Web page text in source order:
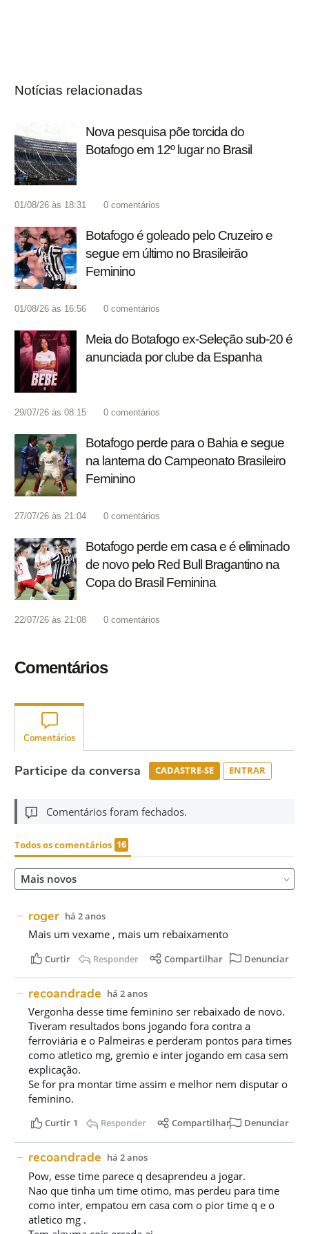
Notícias relacionadas
Nova pesquisa põe torcida do
Botafogo em 12º lugar no Brasil
01/08/26 às 18:31 0 comentários
Botafogo é goleado pelo Cruzeiro e
segue em último no Brasileirão
Feminino
01/08/26 às 16:56 0 comentários
Meia do Botafogo ex-Seleção sub-20 é
anunciada por clube da Espanha
29/07/26 às 08:15 0 comentários
Botafogo perde para o Bahia e segue
na lanterna do Campeonato Brasileiro
Feminino
27/07/26 às 21:04 0 comentários
Botafogo perde em casa e é eliminado
de novo pelo Red Bull Bragantino na
Copa do Brasil Feminina
22/07/26 às 21:08 0 comentários
Comentários